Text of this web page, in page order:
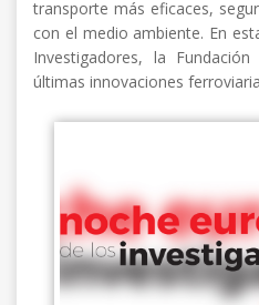
transporte más eficaces,
con el medio ambiente. En
Investigadores, la
últimas innovaciones